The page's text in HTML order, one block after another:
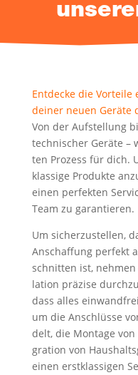
Ent­de­cke die
dei­ner neu­en Gerä­te
Von der Auf­stel­lung
tech­ni­scher Gerä­te
ten Pro­zess für dich.
klas­si­ge Pro­duk­te
einen per­fek­ten
Team zu garantieren.
Um sicher­zu­stel­len,
Anschaf­fung per­fekt
schnit­ten ist,
la­ti­on prä­zi­se
dass alles
um die Anschlüs­se
delt, die Mon­ta­ge
gra­ti­on von
einen erst­klas­si­gen